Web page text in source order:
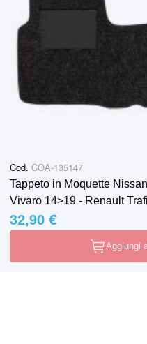
Cod. COA-135147
Tappeto in Moquette
Vivaro 14˃19 - Renault
32,90 €
Aggiungi